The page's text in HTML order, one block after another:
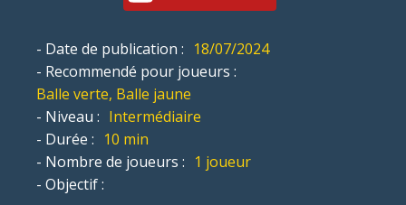
- Date de publication : 18/07/2024
- Recommendé pour joueurs :
Balle verte, Balle jaune
- Niveau : Intermédiaire
- Durée : 10 min
- Nombre de joueurs : 1 joueur
- Objectif :